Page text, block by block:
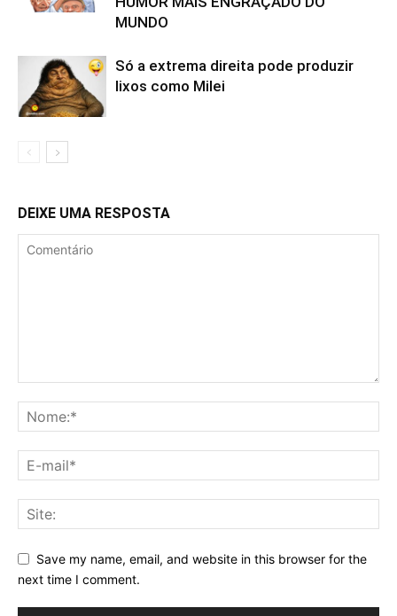
MUNDO
Só a extrema direita pode produzir
lixos como Milei
DEIXE UMA RESPOSTA
Save my name, email, and website in this browser for the
next time I comment.